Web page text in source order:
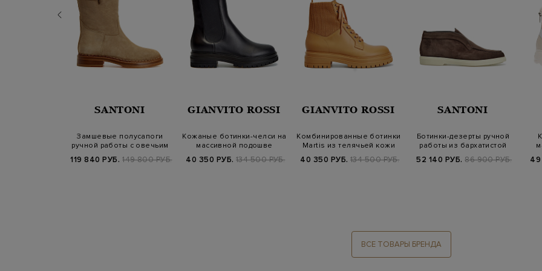
SANTONI
Замшевые полусапоги
ручной работы с овечьим
119 840 РУБ. 149 800 РУБ.
GIANVITO ROSSI
Кожаные ботинки-челси на
массивной подошве
40 350 РУБ. 134 500 РУБ.
GIANVITO ROSSI
Комбинированные ботинки
Martis из телячьей кожи
40 350 РУБ. 134 500 РУБ.
SANTONI
Ботинки-дезерты ручной
работы из бархатистой
52 140 РУБ. 86 900 РУБ. 49
ВСЕ ТОВАРЫ БРЕНДА